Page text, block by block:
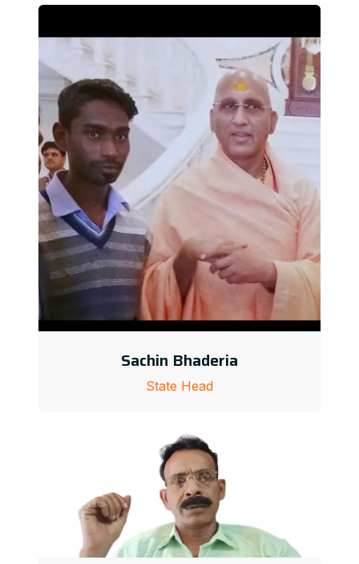
Sachin Bhaderia
State Head